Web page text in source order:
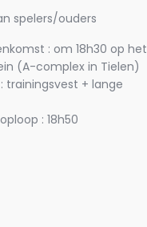
spelers/ouders
: om 18h30 op het
(A-complex in Tielen)
trainingsvest + lange
: 18h50